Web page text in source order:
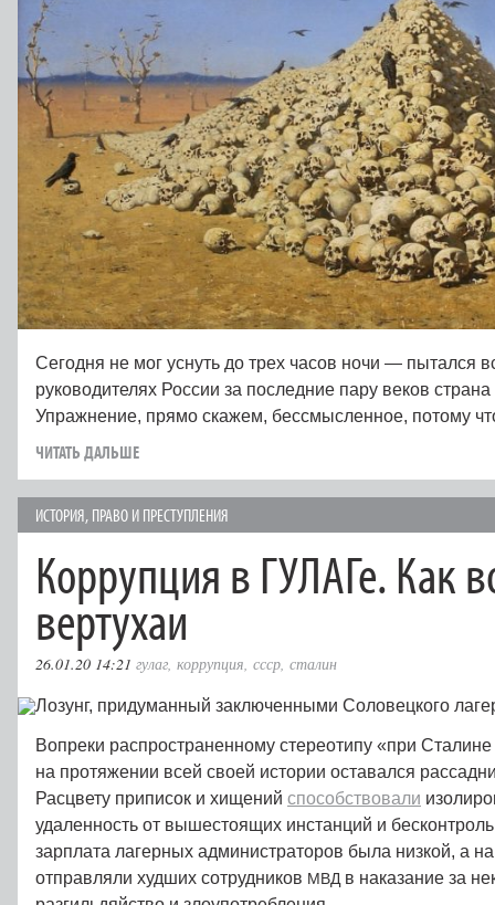
Сегодня не мог уснуть до трех часов ночи — пытался
руководителях России за последние пару веков
Упражнение, прямо скажем, бессмысленное, потому
ЧИТАТЬ ДАЛЬШЕ
ИСТОРИЯ, ПРАВО И ПРЕСТУПЛЕНИЯ
Коррупция в ГУЛАГе. Как
вертухаи
26.01.20 14:21 гулаг, коррупция, ссср, сталин
Вопреки распространенному стереотипу «при
на протяжении всей своей истории оставался
Расцвету приписок и хищений способствовали
удаленность от вышестоящих инстанций и
зарплата лагерных администраторов была низкой, а
отправляли худших сотрудников МВД в наказание за